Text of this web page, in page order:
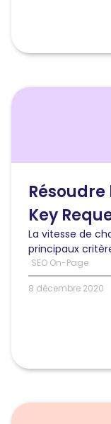
Lire
« preload
request »
PageSpeed
Insights
pour
Key
La vitesse de
principaux
SEO On-Page
8 décembre 2020
Lire